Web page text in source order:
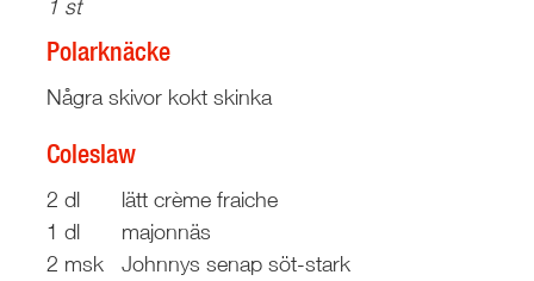
1 st
Polarknäcke
Några skivor kokt skinka
Coleslaw
2 dl
lätt crème fraiche
1 dl
majonnäs
2 msk
Johnnys senap söt-stark